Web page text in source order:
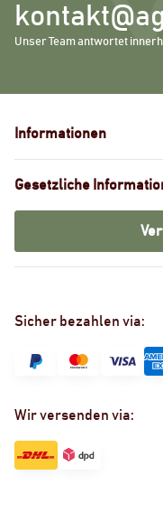
Unser Team antwortet
Informationen
Gesetzliche
Sicher bezahlen via:
Wir versenden via: